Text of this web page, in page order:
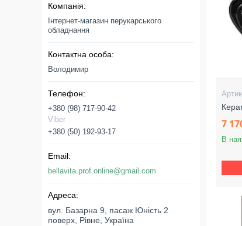
7
В
Інтернет-магазин перукарського
обладнання
Володимир
+380 (98) 717-90-42
Viber
+380 (50) 192-93-17
bellavita.prof.online@gmail.com
вул. Базарна 9, пасаж Юність 2
поверх, Рівне, Україна